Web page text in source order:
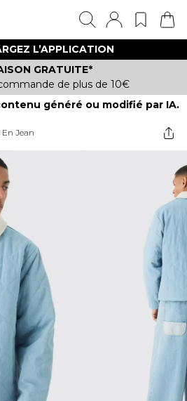
L’APPLICATION
GRATUITE*
de plus de 10€
généré ou modifié par IA.
En Jean